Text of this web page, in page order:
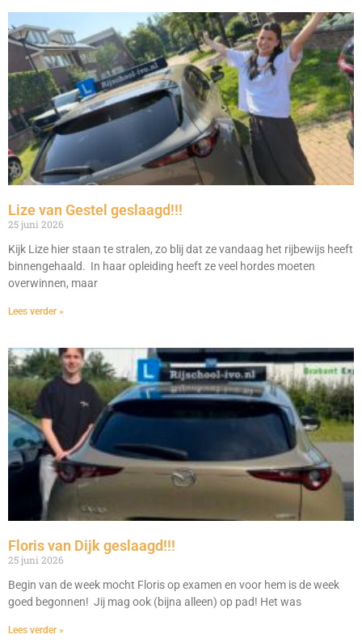
Lize van Gestel geslaagd!!!
25 juni 2026
Kijk Lize hier staan te stralen, zo blij dat ze vandaag het rijbewijs heeft
binnengehaald. In haar opleiding heeft ze veel hordes moeten
overwinnen, maar
Lees verder »
Floris van Dijk geslaagd!!!
25 juni 2026
Begin van de week mocht Floris op examen en voor hem is de week
goed begonnen! Jij mag ook (bijna alleen) op pad! Het was
Lees verder »